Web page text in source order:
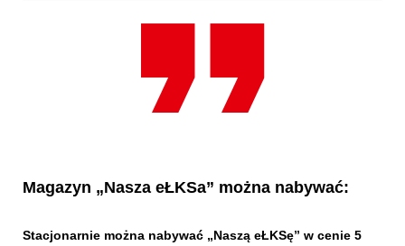
Magazyn „Nasza eŁKSa” można nabywać:
Stacjonarnie można nabywać „Naszą eŁKSę” w cenie 5